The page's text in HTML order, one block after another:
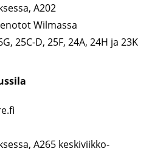
A202
Wilmassa
25C-D, 25F, 24A, 24H ja 23K
A265 keskiviikko-​